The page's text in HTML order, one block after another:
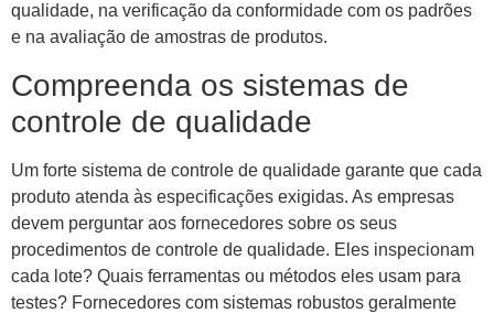
qualidade, na verificação da conformidade com os padrões
e na avaliação de amostras de produtos.
Compreenda os sistemas de
controle de qualidade
Um forte sistema de controle de qualidade garante que cada
produto atenda às especificações exigidas. As empresas
devem perguntar aos fornecedores sobre os seus
procedimentos de controle de qualidade. Eles inspecionam
cada lote? Quais ferramentas ou métodos eles usam para
testes? Fornecedores com sistemas robustos geralmente